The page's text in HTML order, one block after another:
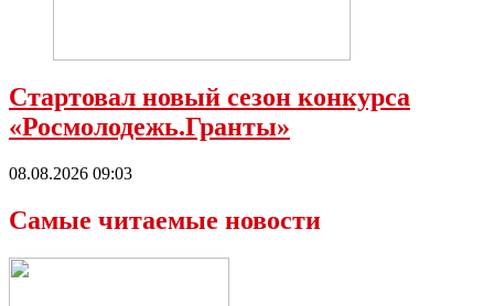
Стартовал новый сезон конкурса
«Росмолодежь.Гранты»
08.08.2026 09:03
Самые читаемые новости